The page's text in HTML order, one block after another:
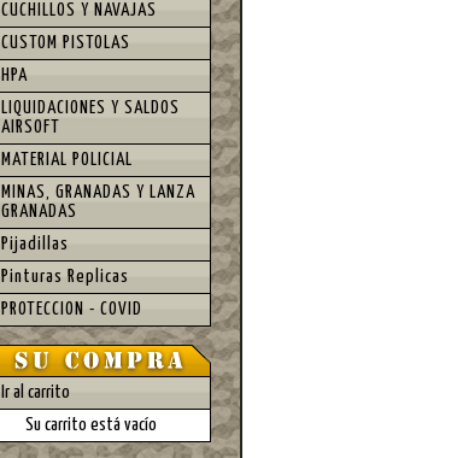
CUCHILLOS Y NAVAJAS
CUSTOM PISTOLAS
HPA
LIQUIDACIONES Y SALDOS
AIRSOFT
MATERIAL POLICIAL
MINAS, GRANADAS Y LANZA
GRANADAS
Pijadillas
Pinturas Replicas
PROTECCION - COVID
Ir al carrito
Su carrito está vacío